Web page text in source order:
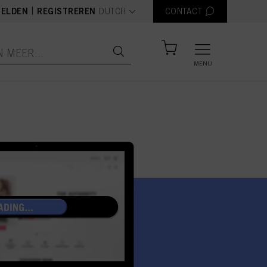
REGISTREREN text.language
DUTCH CONTACT
MENU